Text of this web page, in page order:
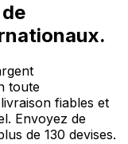
toute
fiables et
Envoyez de
de 130 devises.